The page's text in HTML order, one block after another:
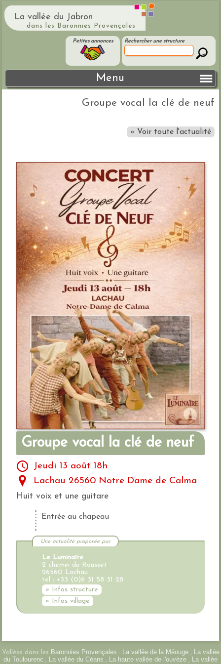
La vallée du Jabron
dans les Baronnies Provençales
Rechercher une structure
Petites annonces
Menu
Groupe vocal la clé de neuf
» Voir toute l'actualité
Groupe vocal la clé de neuf
Jeudi 13 août 18h
Lachau 26560 Notre Dame de Calma
Huit voix et une guitare
Entrée au chapeau
Une actualité proposée par
Le Luminaïre
2 chemin du Rousset
26560 Lachau
tel : +33 (0)6 31 58 31 28
» Infos structure
» Infos village
Vallées dans les Baronnies Provençales : La vallée de la Méouge,
La vallée
du Toulourenc
La vallée du Céans La haute vallée de l'ouvèze
La vallée